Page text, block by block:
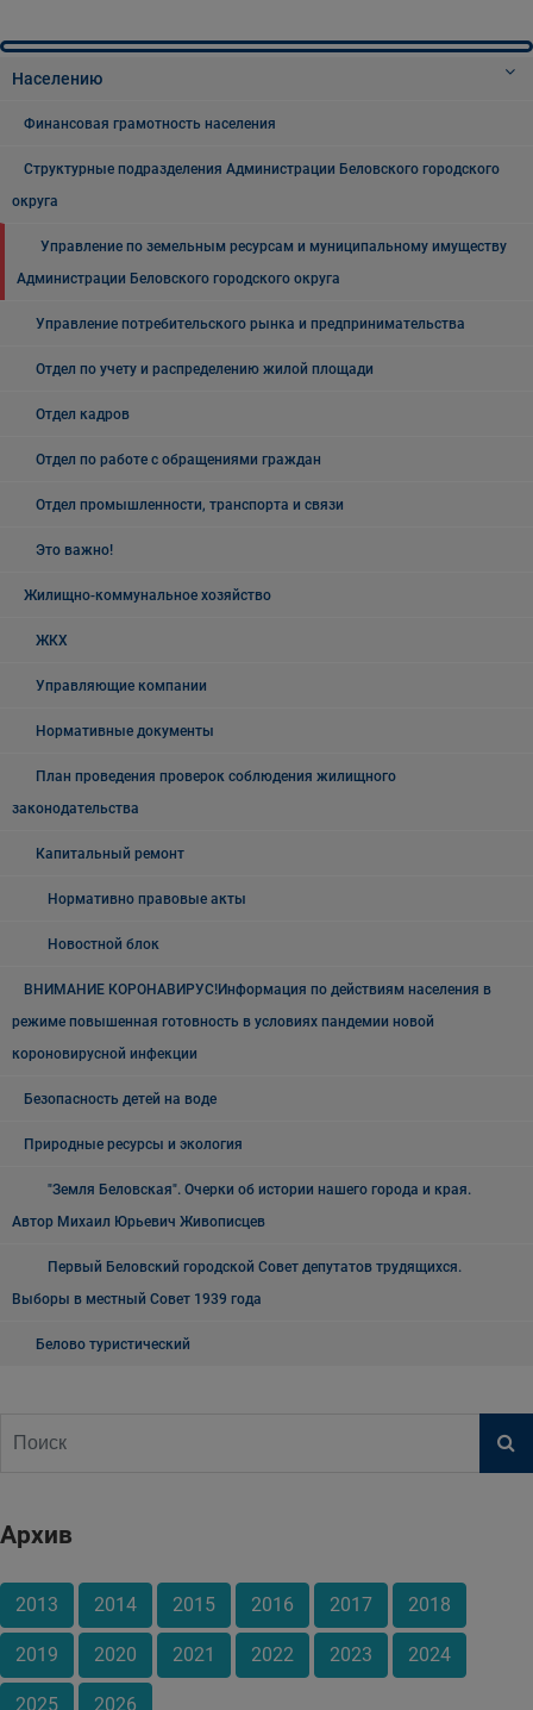
Населению
Финансовая грамотность населения
Структурные подразделения Администрации Беловского городского
округа
Управление по земельным ресурсам и муниципальному имуществу
Администрации Беловского городского округа
Управление потребительского рынка и предпринимательства
Отдел по учету и распределению жилой площади
Отдел кадров
Отдел по работе с обращениями граждан
Отдел промышленности, транспорта и связи
Это важно!
Жилищно-коммунальное хозяйство
ЖКХ
Управляющие компании
Нормативные документы
План проведения проверок соблюдения жилищного
законодательства
Капитальный ремонт
Нормативно правовые акты
Новостной блок
ВНИМАНИЕ КОРОНАВИРУС!Информация по действиям населения в
режиме повышенная готовность в условиях пандемии новой
короновирусной инфекции
Безопасность детей на воде
Природные ресурсы и экология
"Земля Беловская". Очерки об истории нашего города и края.
Автор Михаил Юрьевич Живописцев
Первый Беловский городской Совет депутатов трудящихся.
Выборы в местный Совет 1939 года
Белово туристический
Архив
2013 2014 2015 2016 2017 2018
2019 2020 2021 2022 2023 2024
2025 2026